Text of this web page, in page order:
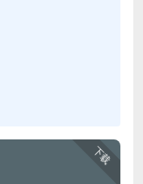
下载